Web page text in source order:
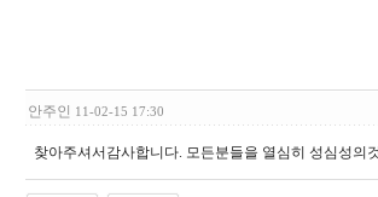
안주인 11-02-15 17:30
찾아주셔서감사합니다. 모든분들을 열심히 성심성